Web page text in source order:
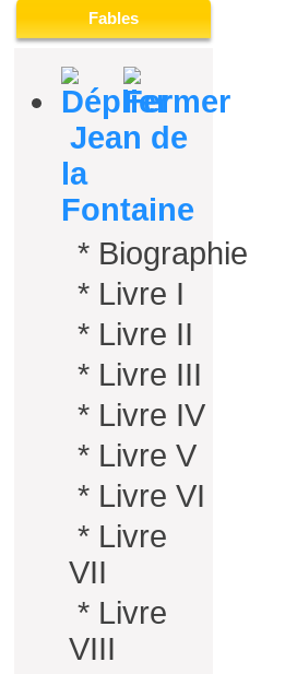
Fables
Jean de
la
Fontaine
* Biographie
* Livre I
* Livre II
* Livre III
* Livre IV
* Livre V
* Livre VI
* Livre
VII
* Livre
VIII